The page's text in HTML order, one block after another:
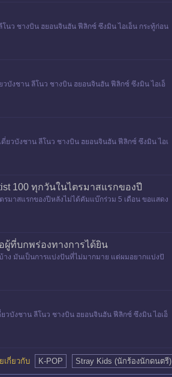
นว ชางบิน ฮยอนจินฮัน ฟีลิกซ์ ซึงมิน ไอเอ็น กระทู้ก่อน
วบังชาน ลีโนว ชางบิน ฮยอนจินฮัน ฟีลิกซ์ ซึงมิน ไอเอ็
ดี่ยวบังชาน ลีโนว ชางบิน ฮยอนจินฮัน ฟีลิกซ์ ซึงมิน ไอเ
100 ทุกวันในไตรมาสแรกของปี
รมาสแรกของปีหลังไม่ได้คัมแบ๊กร่วม 5 เดือน ขอแสดง
ผู้ที่บกพร่องทางการได้ยิน
าง มันเป็นการแบ่งปันที่ไม่มากมาย แต่ผมอยากแบ่งปั
วบังชาน ลีโนว ชางบิน ฮยอนจินฮัน ฟีลิกซ์ ซึงมิน ไอเอ็
กี่ยวกับ K-POP Stray Kids (นักร้องนักดนตรี)